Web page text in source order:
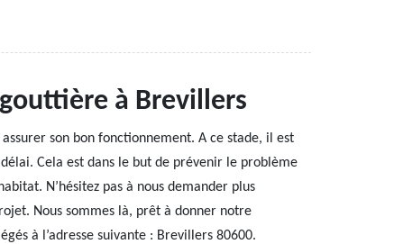
à Brevillers
son bon fonctionnement. A ce stade, il est
Cela est dans le but de prévenir le problème
N’hésitez pas à nous demander plus
Nous sommes là, prêt à donner notre
à l’adresse suivante : Brevillers 80600.